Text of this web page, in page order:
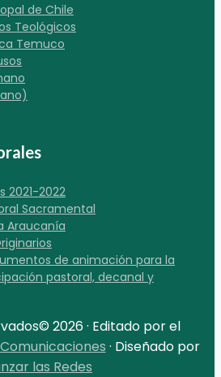
de Chile
Teológicos
Temuco
2021-2022
Sacramental
Araucanía
de animación para la
pastoral, decanal y
2026 · Editado por el
· Diseñado por
las Redes